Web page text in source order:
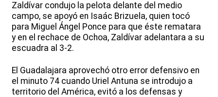
Zaldívar condujo la pelota delante del medio
campo, se apoyó en Isaác Brizuela, quien tocó
para Miguel Ángel Ponce para que éste rematara
y en el rechace de Ochoa, Zaldívar adelantara a su
escuadra al 3-2.
El Guadalajara aprovechó otro error defensivo en
el minuto 74 cuando Uriel Antuna se introdujo a
territorio del América, evitó a los defensas y